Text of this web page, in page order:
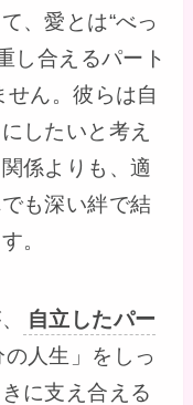
、愛とは“べっ
し合えるパート
せん。彼らは自
したいと考え
係よりも、適
も深い絆で結
。
自立したパー
人生」をしっ
に支え合える